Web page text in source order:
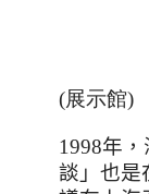
(展示館)
1998年，
談」也是